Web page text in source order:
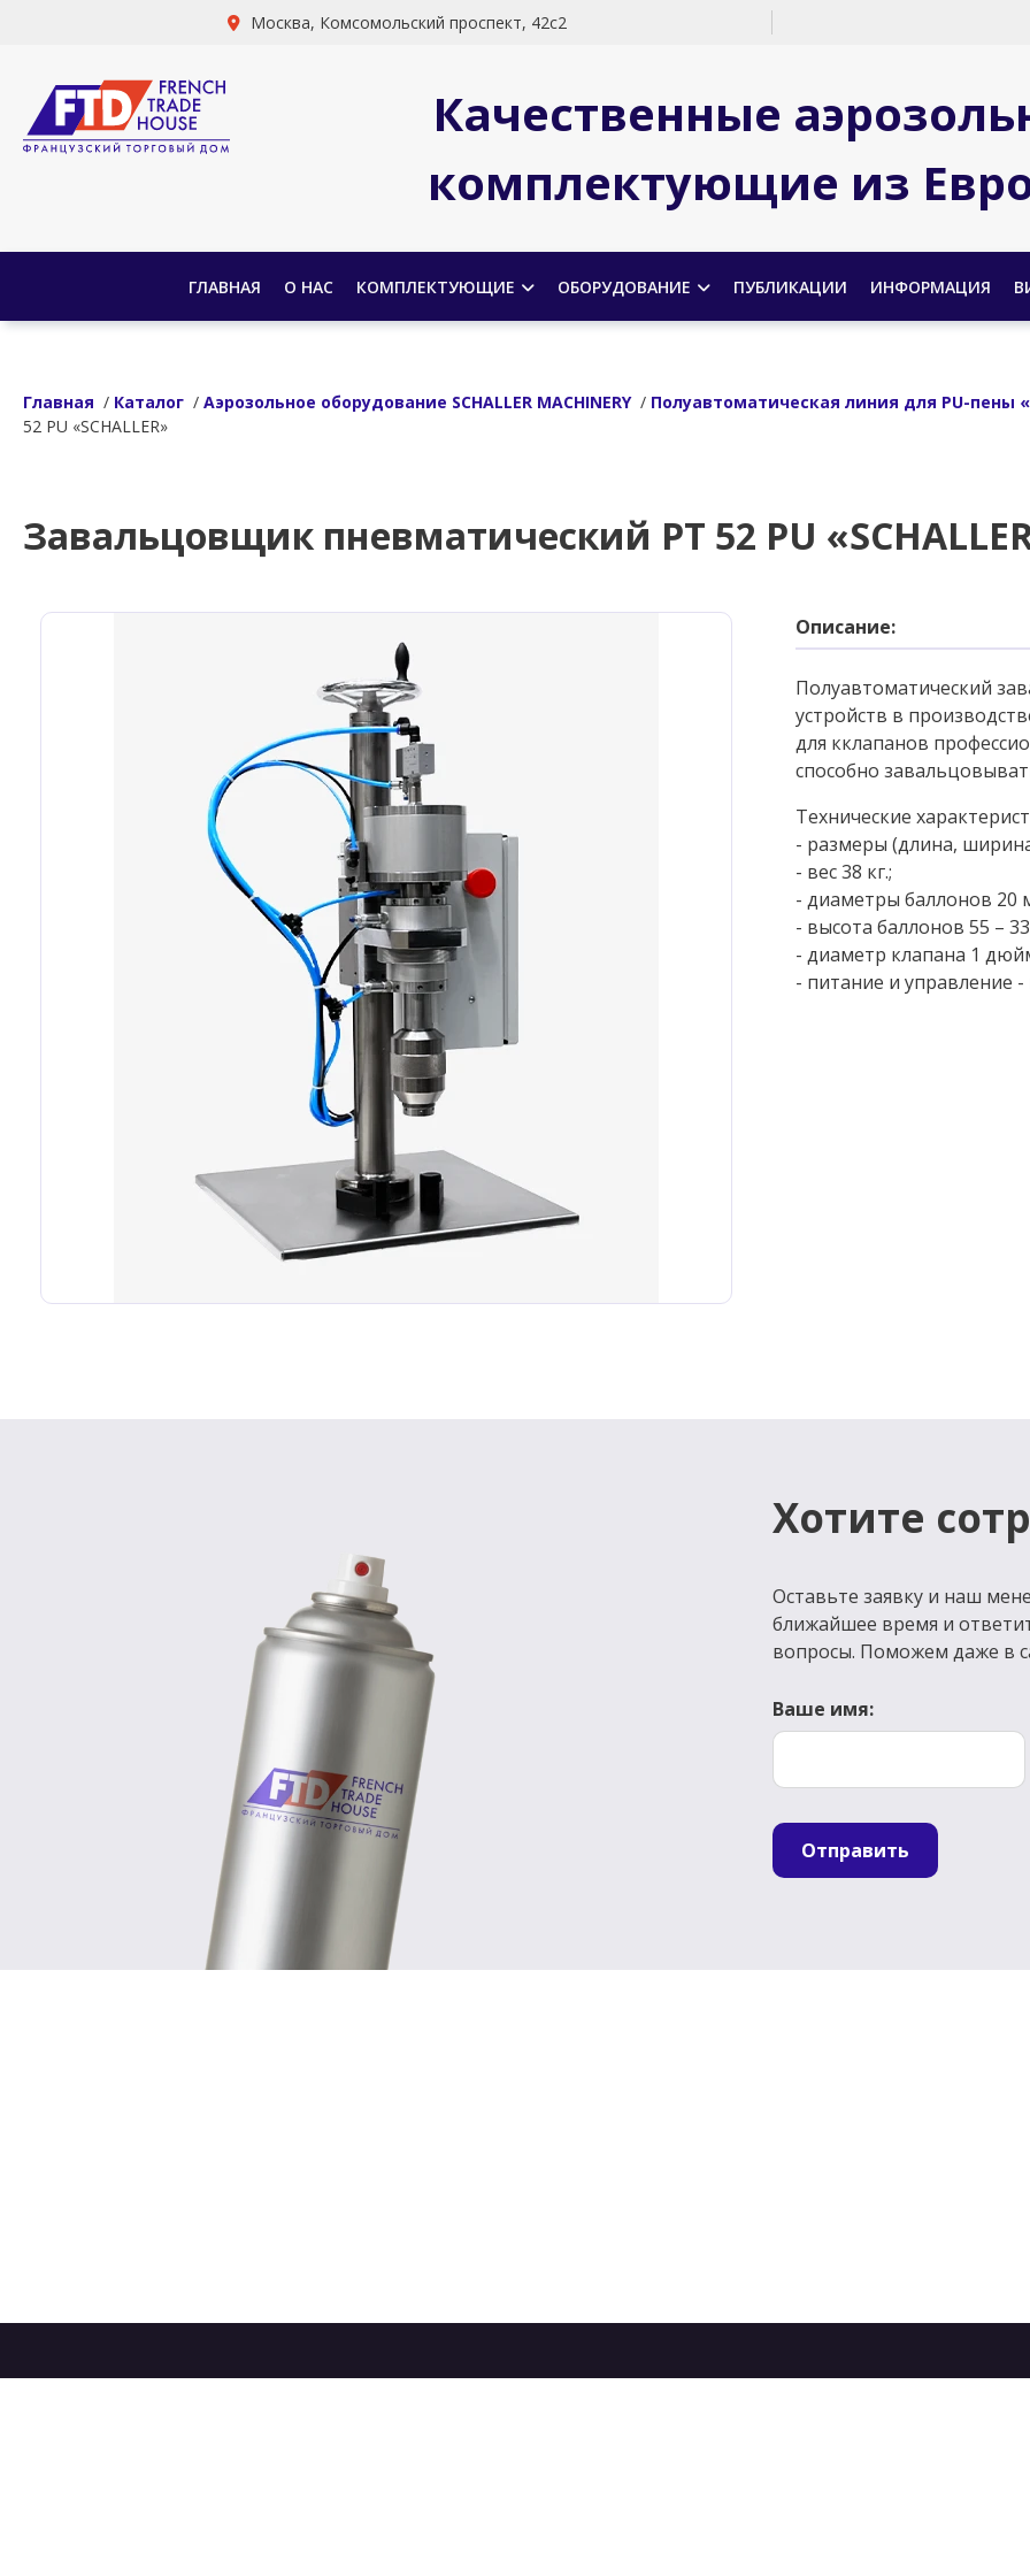
Москва, Комсомольский проспект, 42с2
Качественные
комплектующие из
ГЛАВНАЯ О НАС КОМПЛЕКТУЮЩИЕ ОБОРУДОВАНИЕ ПУБЛИКАЦИИ ИНФОРМАЦИЯ
Главная / Каталог / Аэрозольное оборудование SCHALLER MACHINERY/ Полуавтоматическая линия для PU-пены
52 PU «SCHALLER»
Завальцовщик пневматический РТ 52 PU
Описание:
Полуавтоматический
устройств в
для кклапанов
способно
Технические
- размеры (длина,
- вес 38 кг.;
- диаметры баллонов 20
- высота баллонов 55 –
- диаметр клапана 1
- питание и управление
Хотите
Оставьте заявку и наш
ближайшее время и
вопросы. Поможем даже в
Ваше имя:
Отправить